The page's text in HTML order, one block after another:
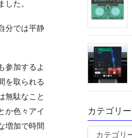
た。
分では平静
参加するよ
を取られる
無駄なこと
か色々アイ
増加で時間
カテゴリー